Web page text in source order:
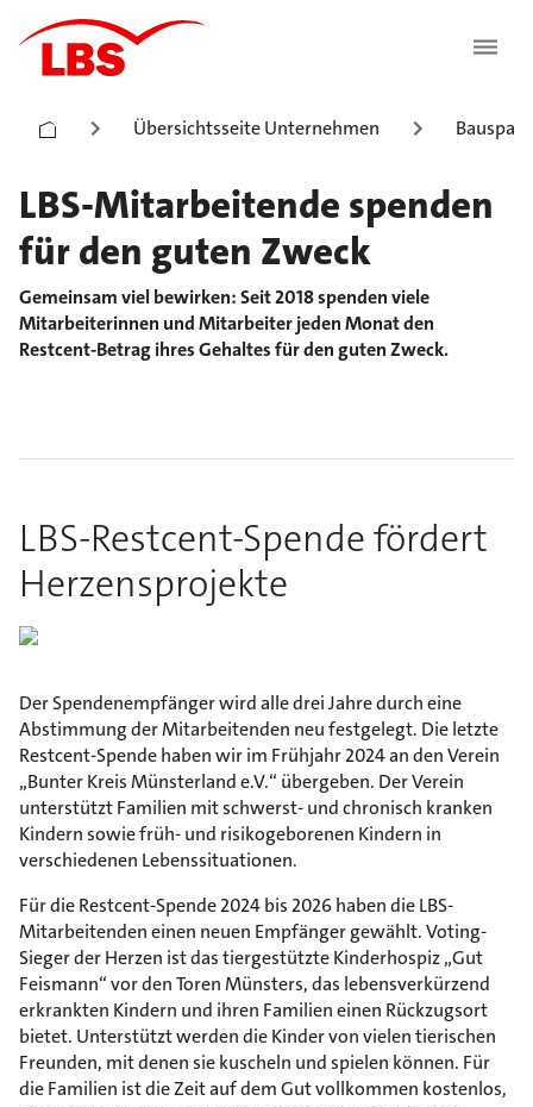
Übersichtsseite Unternehmen
LBS-Mitarbeitende spenden
für den guten Zweck
Gemeinsam viel bewirken: Seit 2018 spenden viele
Mitarbeiterinnen und Mitarbeiter jeden Monat den
Restcent-Betrag ihres Gehaltes für den guten Zweck.
LBS-Restcent-Spende fördert
Herzensprojekte
Der Spendenempfänger wird alle drei Jahre durch eine
Abstimmung der Mitarbeitenden neu festgelegt. Die letzte
Restcent-Spende haben wir im Frühjahr 2024 an den Verein
„Bunter Kreis Münsterland e.V.“ übergeben. Der Verein
unterstützt Familien mit schwerst- und chronisch kranken
Kindern sowie früh- und risikogeborenen Kindern in
verschiedenen Lebenssituationen.
Für die Restcent-Spende 2024 bis 2026 haben die LBS-
Mitarbeitenden einen neuen Empfänger gewählt. Voting-
Sieger der Herzen ist das tiergestützte Kinderhospiz „Gut
Feismann“ vor den Toren Münsters, das lebensverkürzend
erkrankten Kindern und ihren Familien einen Rückzugsort
bietet. Unterstützt werden die Kinder von vielen tierischen
Freunden, mit denen sie kuscheln und spielen können. Für
die Familien ist die Zeit auf dem Gut vollkommen kostenlos,